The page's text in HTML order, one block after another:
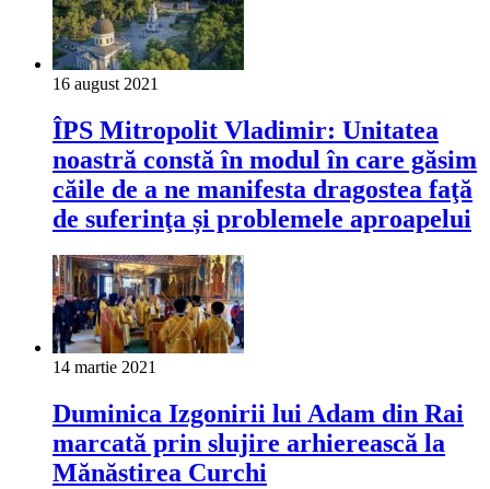
16 august 2021
ÎPS Mitropolit Vladimir: Unitatea
noastră constă în modul în care găsim
căile de a ne manifesta dragostea faţă
de suferinţa și problemele aproapelui
14 martie 2021
Duminica Izgonirii lui Adam din Rai
marcată prin slujire arhierească la
Mănăstirea Curchi